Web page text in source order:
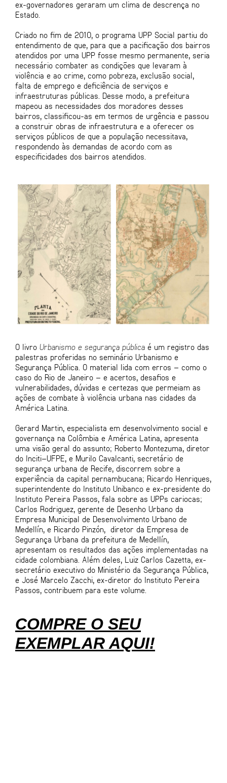
ex-governadores geraram um clima de descrença no
Estado.
Criado no fim de 2010, o programa UPP Social partiu do
entendimento de que, para que a pacificação dos bairros
atendidos por uma UPP fosse mesmo permanente, seria
necessário combater as condições que levaram à
violência e ao crime, como pobreza, exclusão social,
falta de emprego e deficiência de serviços e
infraestruturas públicas. Desse modo, a prefeitura
mapeou as necessidades dos moradores desses
bairros, classificou-as em termos de urgência e passou
a construir obras de infraestrutura e a oferecer os
serviços públicos de que a população necessitava,
respondendo às demandas de acordo com as
especificidades dos bairros atendidos.
O livro Urbanismo e segurança pública é um registro das
palestras proferidas no seminário Urbanismo e
Segurança Pública. O material lida com erros – como o
caso do Rio de Janeiro – e acertos, desafios e
vulnerabilidades, dúvidas e certezas que permeiam as
ações de combate à violência urbana nas cidades da
América Latina.
Gerard Martin, especialista em desenvolvimento social e
governança na Colômbia e América Latina, apresenta
uma visão geral do assunto; Roberto Montezuma, diretor
do Inciti–UFPE, e Murilo Cavalcanti, secretário de
segurança urbana de Recife, discorrem sobre a
experiência da capital pernambucana; Ricardo Henriques,
superintendente do Instituto Unibanco e ex-presidente do
Instituto Pereira Passos, fala sobre as UPPs cariocas;
Carlos Rodriguez, gerente de Desenho Urbano da
Empresa Municipal de Desenvolvimento Urbano de
Medellín, e Ricardo Pinzón, diretor da Empresa de
Segurança Urbana da prefeitura de Medellín,
apresentam os resultados das ações implementadas na
cidade colombiana. Além deles, Luiz Carlos Cazetta, ex-
secretário executivo do Ministério da Segurança Pública,
e José Marcelo Zacchi, ex-diretor do Instituto Pereira
Passos, contribuem para este volume.
COMPRE O SEU
EXEMPLAR AQUI!